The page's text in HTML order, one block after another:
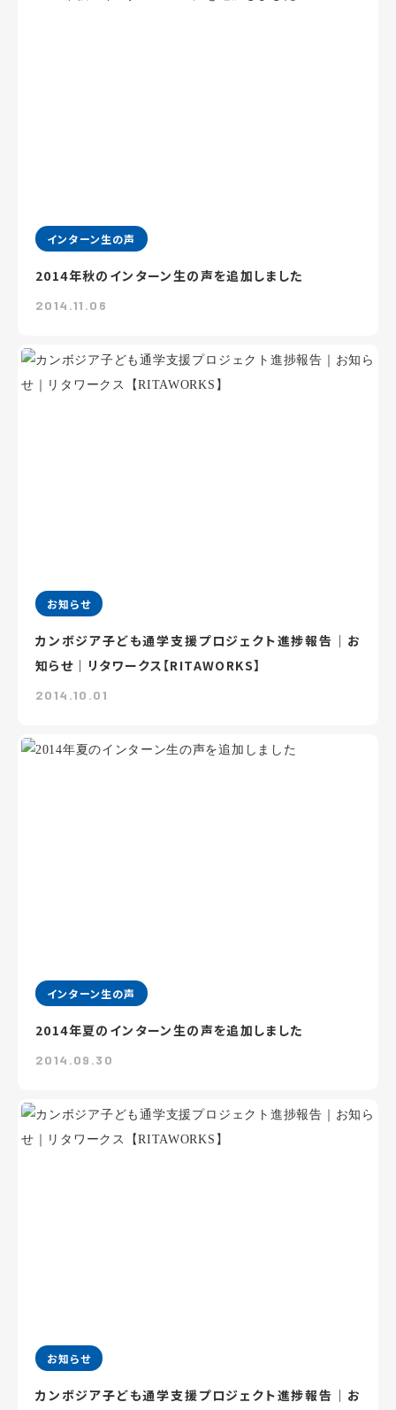
インターン生の声
2014年秋のインターン生の声を追加しました
2014.11.06
お知らせ
カンボジア子ども通学支援プロジェクト進捗報告｜お
知らせ｜リタワークス【RITAWORKS】
2014.10.01
インターン生の声
2014年夏のインターン生の声を追加しました
2014.09.30
お知らせ
カンボジア子ども通学支援プロジェクト進捗報告｜お